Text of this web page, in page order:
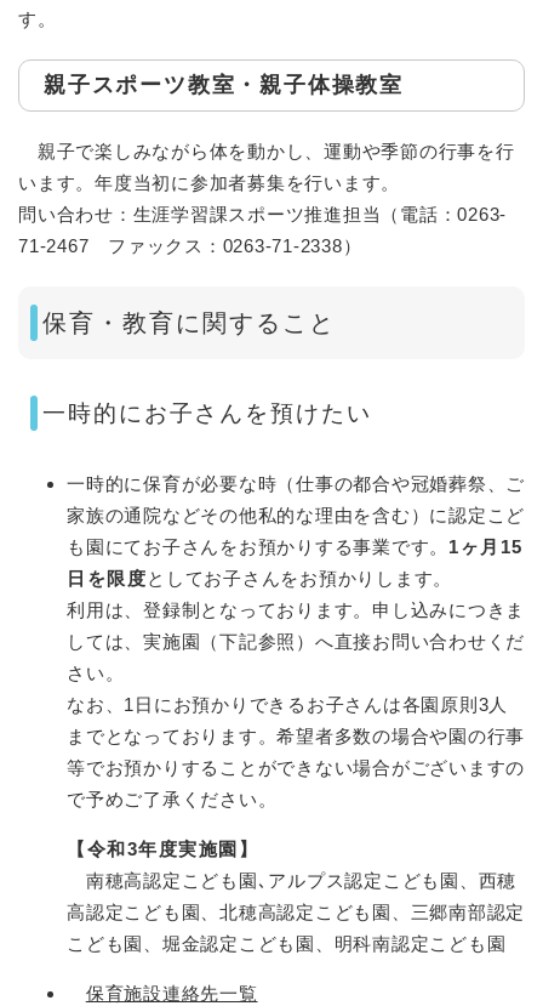
す。
親子スポーツ教室・親子体操教室
親子で楽しみながら体を動かし、運動や季節の行事を行
います。年度当初に参加者募集を行います。
問い合わせ：生涯学習課スポーツ推進担当（電話：0263-
71-2467 ファックス：0263-71-2338）
保育・教育に関すること
一時的にお子さんを預けたい
一時的に保育が必要な時（仕事の都合や冠婚葬祭、ご
家族の通院などその他私的な理由を含む）に認定こど
も園にてお子さんをお預かりする事業です。 1ヶ月15
日を限度としてお子さんをお預かりします。
利用は、登録制となっております。申し込みにつきま
しては、実施園（下記参照）へ直接お問い合わせくだ
さい。
なお、1日にお預かりできるお子さんは各園原則3人
までとなっております。希望者多数の場合や園の行事
等でお預かりすることができない場合がございますの
で予めご了承ください。
【令和3年度実施園】
南穂高認定こども園､アルプス認定こども園、西穂
高認定こども園、北穂高認定こども園、三郷南部認定
こども園、堀金認定こども園、明科南認定こども園
保育施設連絡先一覧